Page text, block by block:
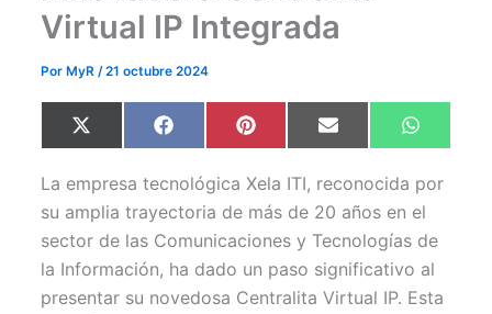
Virtual IP Integrada
Por MyR/21 octubre 2024
Compartir
en
X
(
w
i
t
t
e
)
Compartir
en
F
a
e
b
o
o
k
Compartir
en
P
i
t
e
r
e
s
Compartir
en
E
m
i
l
en
W
h
t
s
A
p
p
La empresa tecnológica Xela ITI, reconocida por
su amplia trayectoria de más de 20 años en el
sector de las Comunicaciones y Tecnologías de
la Información, ha dado un paso significativo al
presentar su novedosa Centralita Virtual IP. Esta